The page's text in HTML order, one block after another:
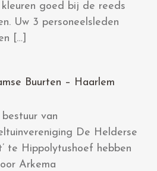
goed bij de reeds
Uw 3 personeelsleden
[…]
Buurten – Haarlem
bestuur van
De Helderse
te Hippolytushoef hebben
Arkema